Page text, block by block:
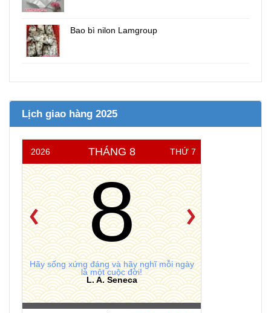
Bao bì nilon Lamgroup
Lịch giao hàng 2025
2026 THÁNG 8 THỨ 7
8
Hãy sống xứng đáng và hãy nghĩ mỗi ngày
là một cuộc đời!
L. A. Seneca